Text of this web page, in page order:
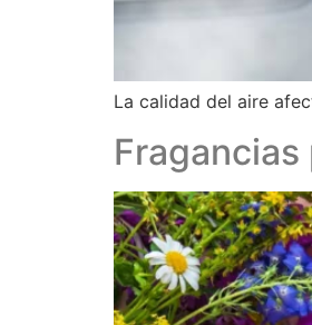
La calidad del aire